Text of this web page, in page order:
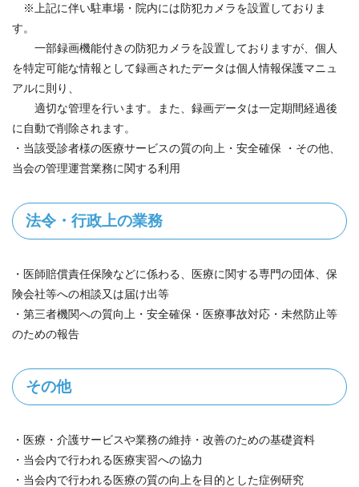
※上記に伴い駐車場・院内には防犯カメラを設置しておりま
す。
一部録画機能付きの防犯カメラを設置しておりますが、個人
を特定可能な情報として録画されたデータは個人情報保護マニュ
アルに則り、
適切な管理を行います。また、録画データは一定期間経過後
に自動で削除されます。
・当該受診者様の医療サービスの質の向上・安全確保 ・その他、
当会の管理運営業務に関する利用
法令・行政上の業務
・医師賠償責任保険などに係わる、医療に関する専門の団体、保
険会社等への相談又は届け出等
・第三者機関への質向上・安全確保・医療事故対応・未然防止等
のための報告
その他
・医療・介護サービスや業務の維持・改善のための基礎資料
・当会内で行われる医療実習への協力
・当会内で行われる医療の質の向上を目的とした症例研究